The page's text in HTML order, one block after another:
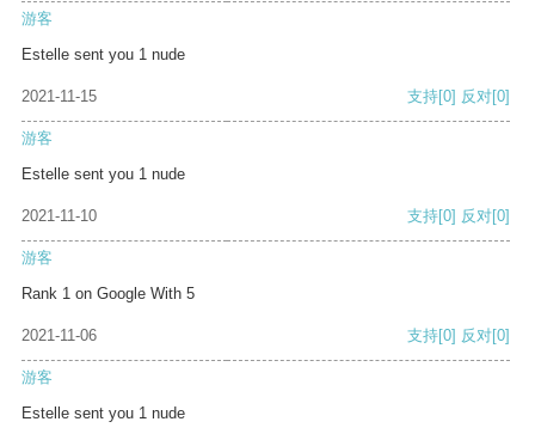
游客
Estelle sent you 1 nude
2021-11-15 支持[0] 反对[0]
游客
Estelle sent you 1 nude
2021-11-10 支持[0] 反对[0]
游客
Rank 1 on Google With 5
2021-11-06 支持[0] 反对[0]
游客
Estelle sent you 1 nude